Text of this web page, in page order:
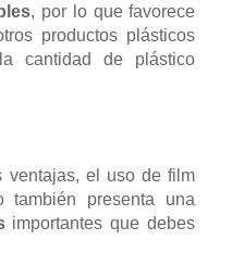
, por lo que favorece
productos plásticos
cantidad de plástico
ventajas, el uso de film
también presenta una
importantes que debes